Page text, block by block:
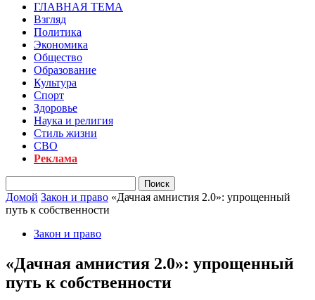
ГЛАВНАЯ ТЕМА
Взгляд
Политика
Экономика
Общество
Образование
Культура
Спорт
Здоровье
Наука и религия
Стиль жизни
СВО
Реклама
Домой Закон и право «Дачная амнистия 2.0»: упрощенный
путь к собственности
Закон и право
«Дачная амнистия 2.0»: упрощенный
путь к собственности